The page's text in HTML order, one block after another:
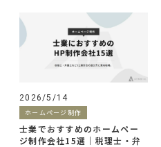
2026/5/14
ホームページ制作
士業でおすすめのホームペー
ジ制作会社15選｜税理士・弁